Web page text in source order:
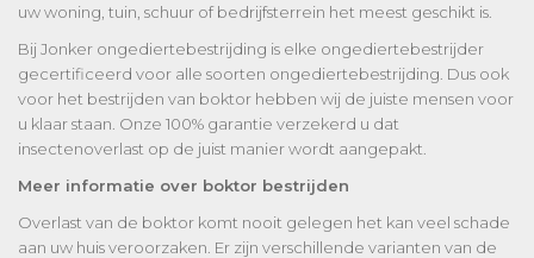
uw woning, tuin, schuur of bedrijfsterrein het meest geschikt is.
Bij Jonker ongediertebestrijding is elke ongediertebestrijder
gecertificeerd voor alle soorten ongediertebestrijding. Dus ook
voor het bestrijden van boktor hebben wij de juiste mensen voor
u klaar staan. Onze 100% garantie verzekerd u dat
insectenoverlast op de juist manier wordt aangepakt.
Meer informatie over boktor bestrijden
Overlast van de boktor komt nooit gelegen het kan veel schade
aan uw huis veroorzaken. Er zijn verschillende varianten van de